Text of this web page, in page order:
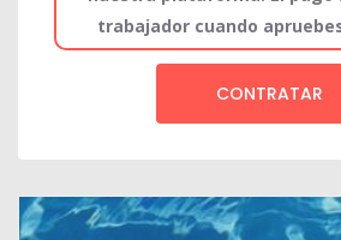
trabajador cuando
CONTRATAR